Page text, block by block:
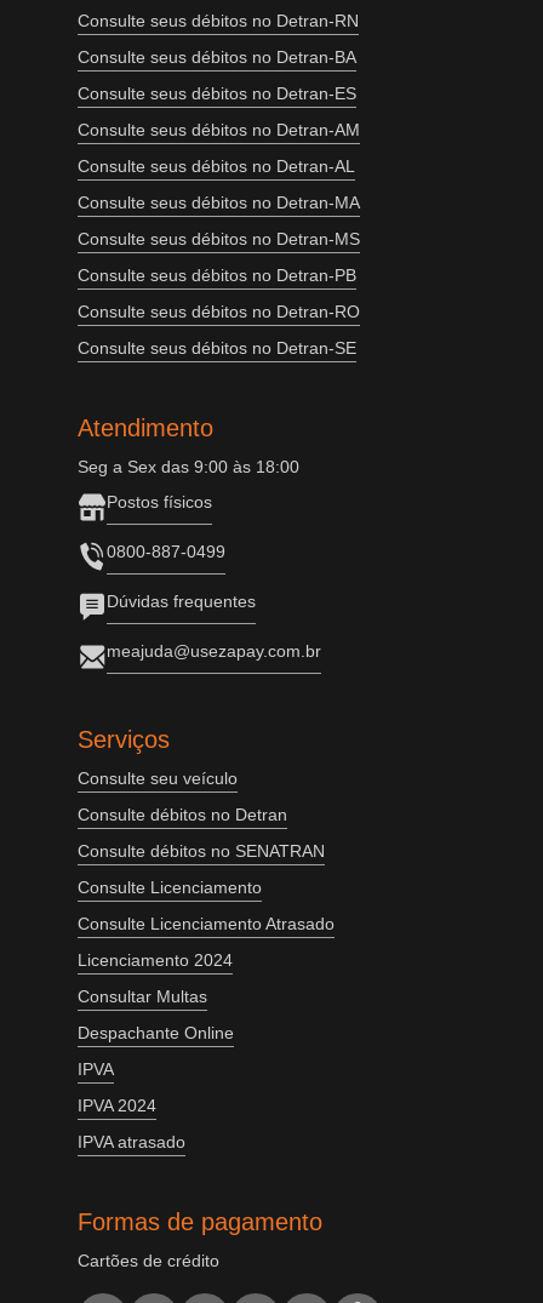
Consulte seus débitos no Detran-RN
Consulte seus débitos no Detran-BA
Consulte seus débitos no Detran-ES
Consulte seus débitos no Detran-AM
Consulte seus débitos no Detran-AL
Consulte seus débitos no Detran-MA
Consulte seus débitos no Detran-MS
Consulte seus débitos no Detran-PB
Consulte seus débitos no Detran-RO
Consulte seus débitos no Detran-SE
Atendimento
Seg a Sex das 9:00 às 18:00
Postos físicos
0800-887-0499
Dúvidas frequentes
meajuda@usezapay.com.br
Serviços
Consulte seu veículo
Consulte débitos no Detran
Consulte débitos no SENATRAN
Consulte Licenciamento
Consulte Licenciamento Atrasado
Licenciamento 2024
Consultar Multas
Despachante Online
IPVA
IPVA 2024
IPVA atrasado
Formas de pagamento
Cartões de crédito